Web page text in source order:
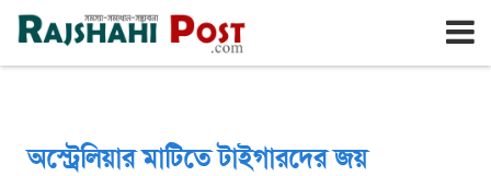
রাজশাহী শনিবার, ৮ই আগস্ট ২০২৬, ২৫শে শ্রাবণ ১৪৩৩
অস্ট্রেলিয়ার মাটিতে টাইগারদের জয়